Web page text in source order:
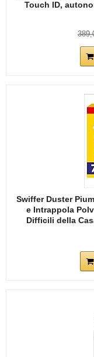
Touch ID,
Swiffer Duster
e Intrappola
Difficili della